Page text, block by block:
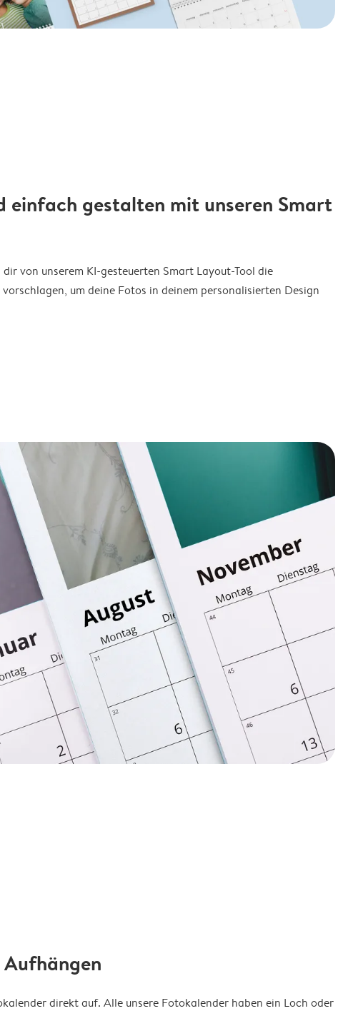
einfach gestalten mit unseren Smart
dir von unserem KI-gesteuerten Smart Layout-Tool die
um deine Fotos in deinem personalisierten Design
direkt auf. Alle unsere Fotokalender haben ein Loch oder